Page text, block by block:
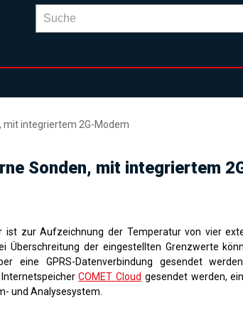
mit integriertem 2G-Modem
Sonden, mit integriertem
ist zur Aufzeichnung der Temperatur von vier
Überschreitung der eingestellten Grenzwerte
eine GPRS-Datenverbindung gesendet
COMET Cloud gesendet werden,
und Analysesystem